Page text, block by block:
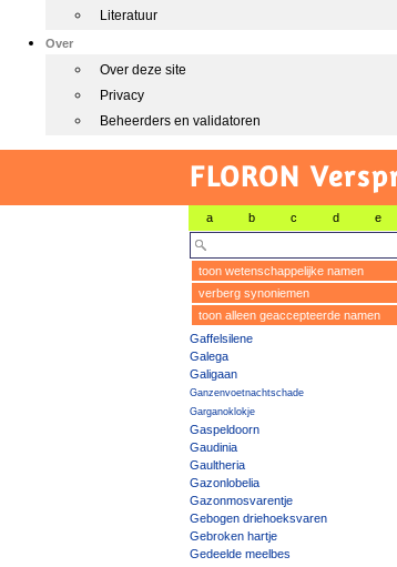
Literatuur
Over
Over deze site
Privacy
Beheerders en validatoren
FLORON
a b c d e
toon wetenschappelijke namen
verberg synoniemen
toon alleen geaccepteerde namen
Gaffelsilene
Galega
Galigaan
Ganzenvoetnachtschade
Garganoklokje
Gaspeldoorn
Gaudinia
Gaultheria
Gazonlobelia
Gazonmosvarentje
Gebogen driehoeksvaren
Gebroken hartje
Gedeelde meelbes